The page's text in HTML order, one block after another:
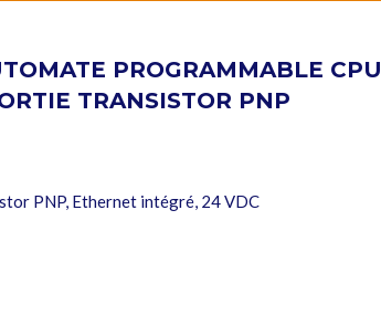
PROGRAMMABLE CPU
TRANSISTOR PNP
PNP, Ethernet intégré, 24 VDC